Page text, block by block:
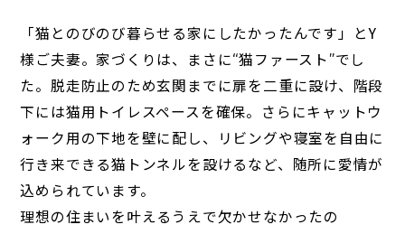
「猫とのびのび暮らせる家にしたかったんです」とY
様ご夫妻。家づくりは、まさに“猫ファースト”でし
た。脱走防止のため玄関までに扉を二重に設け、階段
下には猫用トイレスペースを確保。さらにキャットウ
ォーク用の下地を壁に配し、リビングや寝室を自由に
行き来できる猫トンネルを設けるなど、随所に愛情が
込められています。
理想の住まいを叶えるうえで欠かせなかったの